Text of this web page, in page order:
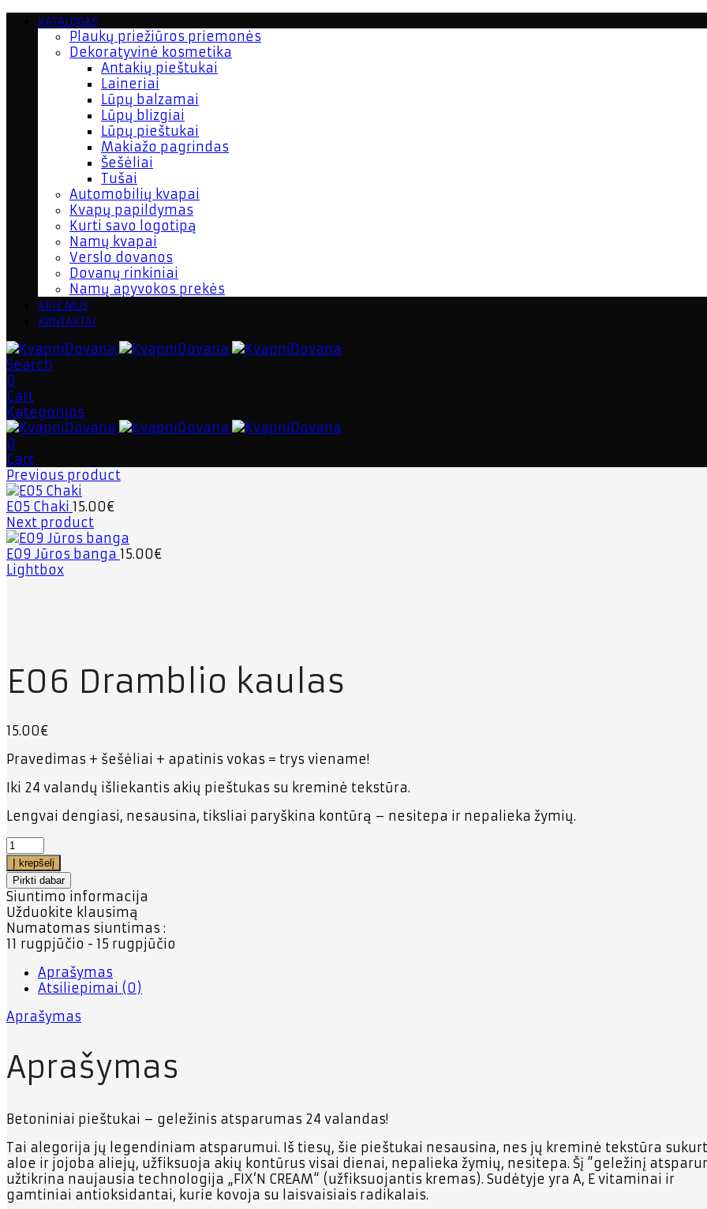
KATALOGAS
Plaukų priežiūros priemonės
Dekoratyvinė kosmetika
Antakių pieštukai
Laineriai
Lūpų balzamai
Lūpų blizgiai
Lūpų pieštukai
Makiažo pagrindas
Šešėliai
Tušai
Automobilių kvapai
Kvapų papildymas
Kurti savo logotipą
Namų kvapai
Verslo dovanos
Dovanų rinkiniai
Namų apyvokos prekės
APIE MUS
KONTAKTAI
Search
0
Cart
Kategorijos
0
Cart
Previous product
E05 Chaki 15.00€
Next product
E09 Jūros banga 15.00€
Lightbox
E06 Dramblio kaulas
15.00€
Pravedimas + šešėliai + apatinis vokas = trys viename!
Iki 24 valandų išliekantis akių pieštukas su kreminė tekstūra.
Lengvai dengiasi, nesausina, tiksliai paryškina kontūrą – nesitepa ir nepalieka žymių.
Į krepšelį
Pirkti dabar
Siuntimo informacija
Užduokite klausimą
Numatomas siuntimas :
11 rugpjūčio - 15 rugpjūčio
Aprašymas
Atsiliepimai (0)
Aprašymas
Aprašymas
Betoniniai pieštukai – geležinis atsparumas 24 valandas!
Tai alegorija jų legendiniam atsparumui. Iš tiesų, šie pieštukai nesausina, nes jų kreminė tekstūra
aloe ir jojoba aliejų, užfiksuoja akių kontūrus visai dienai, nepalieka žymių, nesitepa. Šį ”geležinį
užtikrina naujausia technologija „FIX‘N CREAM“ (užfiksuojantis kremas). Sudėtyje yra A, E vitaminai ir
gamtiniai antioksidantai, kurie kovoja su laisvaisiais radikalais.